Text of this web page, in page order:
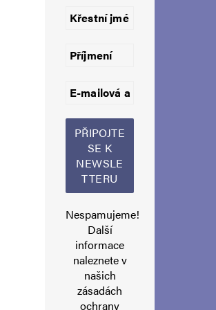
hloubal
taková džamila a čeští soudní
posudky klidně i na 2 roky zpětně.
a hulibrci drželi a drželi. a ještě
sebe. včetně mého přítele u
fialy, tak čest
hloubal
23. 7. 2024 (12:38)
to by mě opravdu, ale opravdu
Nespamujeme!
Další
informace
naleznete v
našich
zásadách
ochrany